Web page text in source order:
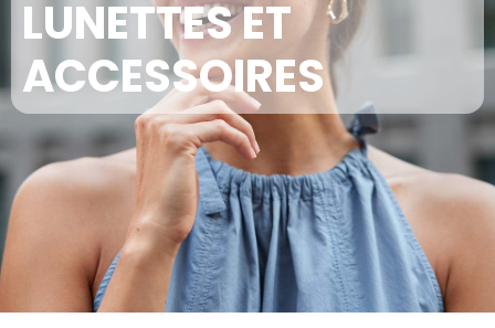
LUNETTES ET
ACCESSOIRES